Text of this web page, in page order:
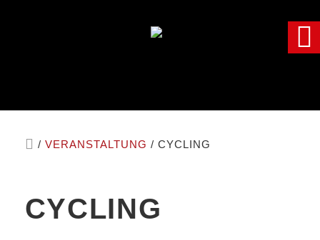
/ VERANSTALTUNG / CYCLING
CYCLING